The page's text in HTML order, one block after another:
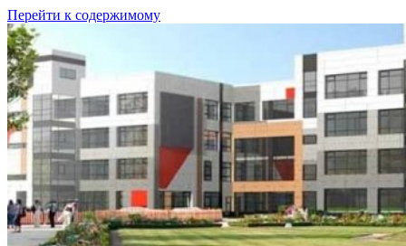
Перейти к содержимому